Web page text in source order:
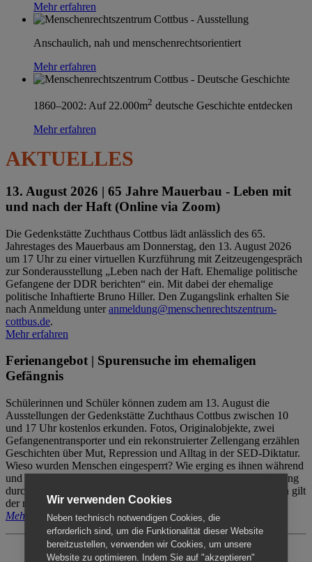
Mehr erfahren
Anschaulich, nah und menschenrechtsorientiert
Mehr erfahren
1860–2002: Auf 22.000m2 deutsche Geschichte entdecken
Mehr erfahren
AKTUELLES
13. August 2026 | 65 Jahre Mauerbau - Leben mit
und nach der Haft (Online via Zoom)
Die Gedenkstätte Zuchthaus Cottbus lädt anlässlich des 65.
Jahrestages des Mauerbaus am Donnerstag, den 13. August 2026
um 17 Uhr zu einer virtuellen Kurzführung mit Zeitzeugengespräch
zur Sonderausstellung „Leben nach der Haft. Ehemalige politische
Gefangene der DDR berichten“ ein. Mit dabei der ehemalige
politische Inhaftierte Bruno Hiller. Den Zugangslink erhalten Sie
nach Anmeldung unteranmeldung@menschenrechtszentrum-
cottbus.de.
Mehr erfahren
Ferienangebot | Spurensuche im ehemaligen
Gefängnis
Schülerinnen und Schüler können zudem am 13. August die
Ausstellungen der Gedenkstätte Zuchthaus Cottbus zwischen 10
und 17 Uhr kostenlos erkunden. Fotos, Originalobjekte, zwei
Gefangenentransporter und ein rekonstruierter Zellengang erzählen
Geschichten über Mut, Repression und Alltag in der SED-Diktatur.
Wieso wurden Menschen eingesperrt? Wie erging es ihnen während
und nach der Haft? Der Besuch erfolgt individuell ohne Betreuung
durch das Menschenrechtszentrum Cottbus. Für Begleitpersonen gilt
der reguläre Eintritt (8€ / ermäßigt 5€).
Mehr erfahren
Wir verwenden Cookies
Neben technisch notwendigen Cookies, die
erforderlich sind, um die Funktionalität dieser Website
bereitzustellen, verwenden wir Cookies, um unsere
Website zu optimieren. Indem Sie auf "akzeptieren"